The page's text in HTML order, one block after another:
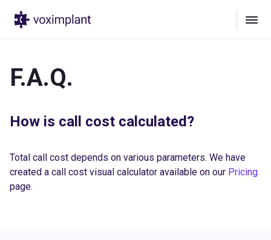
F.A.Q.
How is call cost calculated?
Total call cost depends on various parameters. We have
created a call cost visual calculator available on our Pricing
page.